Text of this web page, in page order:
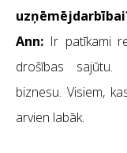
Ann: Ir patīkami
drošības sajūtu.
biznesu. Visiem,
arvien labāk.